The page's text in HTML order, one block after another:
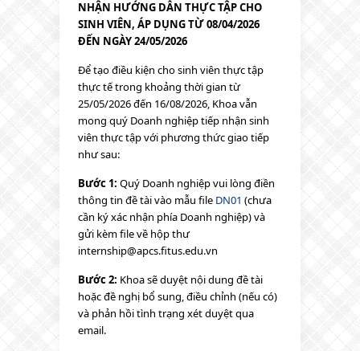
NHẬN HƯỚNG DẪN THỰC TẬP CHO
SINH VIÊN, ÁP DỤNG TỪ 08/04/2026
ĐẾN NGÀY 24/05/2026
Để tạo điều kiện cho sinh viên thực tập
thực tế trong khoảng thời gian từ
25/05/2026 đến 16/08/2026, Khoa vẫn
mong quý Doanh nghiệp tiếp nhận sinh
viên thực tập với phương thức giao tiếp
như sau:
Bước 1: Quý Doanh nghiệp vui lòng điền
thông tin đề tài vào mẫu file DN01 (chưa
cần ký xác nhận phía Doanh nghiệp) và
gửi kèm file về hộp thư
internship@apcs.fitus.edu.vn
Bước 2: Khoa sẽ duyệt nội dung đề tài
hoặc đề nghị bổ sung, điều chỉnh (nếu có)
và phản hồi tình trạng xét duyệt qua
email.